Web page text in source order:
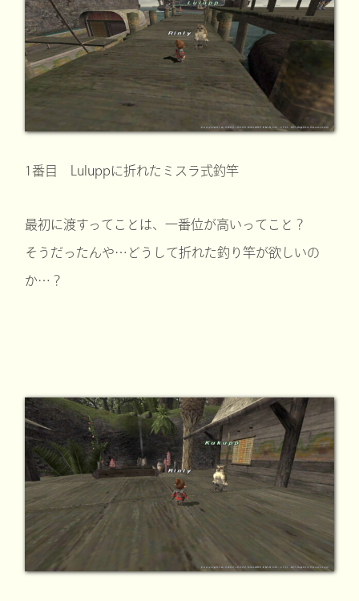
1番目 Luluppに折れたミスラ式釣竿
最初に渡すってことは、一番位が高いってこと？
そうだったんや…どうして折れた釣り竿が欲しいの
か…？